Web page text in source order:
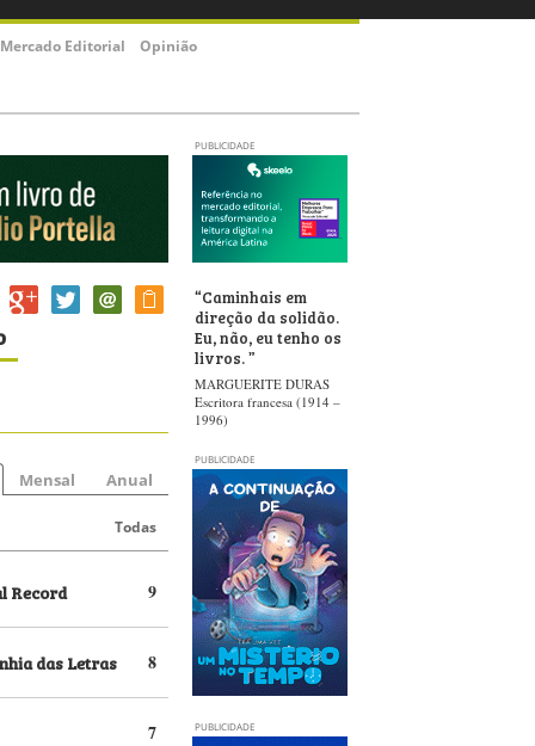
Mercado Editorial Opinião
PUBLICIDADE
Mensal Anual
Todas
9
Record
8
das Letras
7
“Caminhais em
direção da solidão.
Eu, não, eu tenho os
livros.”
MARGUERITE DURAS
Escritora francesa (1914 –
1996)
PUBLICIDADE
PUBLICIDADE